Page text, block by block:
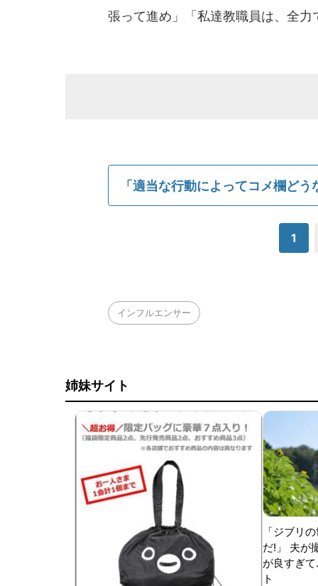
張って進め」「私達教職員は、全
「適当な行動によってコメ欄ど
1
インフルエンサー
姉妹サイト
「ジブリ
だ!」 夫が
が良すぎ
ト